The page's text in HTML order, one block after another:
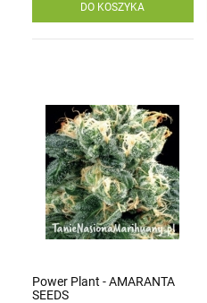
DO KOSZYKA
Power Plant - AMARANTA
SEEDS